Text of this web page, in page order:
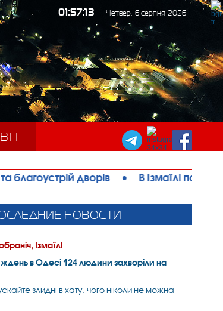
01:57:14 Четвер, 6 серпня 2026
• В Ізмаїлі парафія ПЦУ
НОВОСТИ
Ізмаїл!
в Одесі 124 людини захворіли на
злидні в хату: чого ніколи не можна